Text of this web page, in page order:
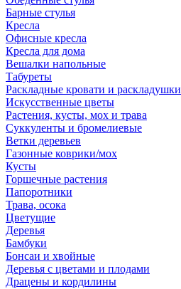
Барные стулья
Кресла
Офисные кресла
Кресла для дома
Вешалки напольные
Табуреты
Раскладные кровати и раскладушки
Искусственные цветы
Растения, кусты, мох и трава
Суккуленты и бромелиевые
Ветки деревьев
Газонные коврики/мох
Кусты
Горшечные растения
Папоротники
Трава, осока
Цветущие
Деревья
Бамбуки
Бонсаи и хвойные
Деревья с цветами и плодами
Драцены и кордилины